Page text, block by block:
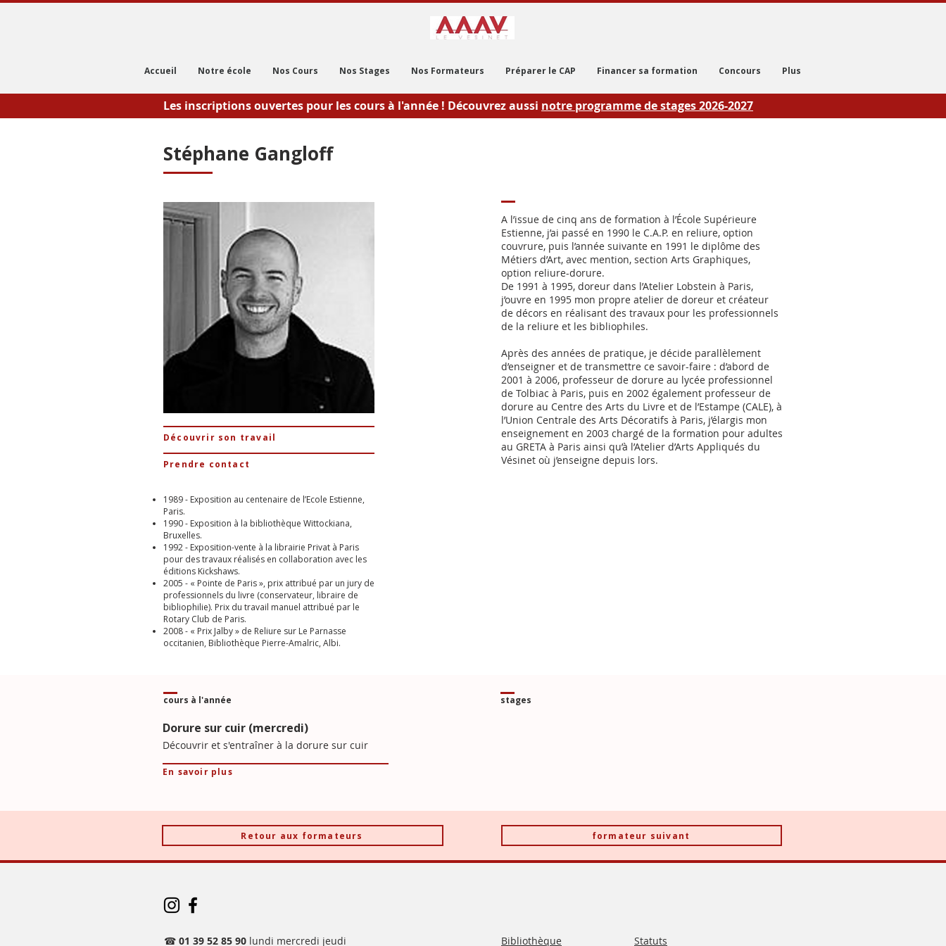
Accueil Notre école Nos Cours Nos Stages Nos Formateurs Préparer le CAP Financer sa formation Concours Plus
Les inscriptions ouvertes pour les cours à l'année ! Découvrez aussi notre programme de stages 2026-2027
Stéphane Gangloff
Découvrir son travail
Prendre contact
1989 - Exposition au centenaire de l’Ecole Estienne,
Paris.
1990 - Exposition à la bibliothèque Wittockiana,
Bruxelles.
1992 - Exposition-vente à la librairie Privat à Paris
pour des travaux réalisés en collaboration avec les
éditions Kickshaws.
2005 - « Pointe de Paris », prix attribué par un jury de
professionnels du livre (conservateur, libraire de
bibliophilie). Prix du travail manuel attribué par le
Rotary Club de Paris.
2008 - « Prix Jalby » de Reliure sur Le Parnasse
occitanien, Bibliothèque Pierre-Amalric, Albi.
A l’issue de cinq ans de formation à l’École Supérieure
Estienne, j’ai passé en 1990 le C.A.P. en reliure, option
couvrure, puis l’année suivante en 1991 le diplôme des
Métiers d’Art, avec mention, section Arts Graphiques,
option reliure-dorure.
De 1991 à 1995, doreur dans l’Atelier Lobstein à Paris,
j’ouvre en 1995 mon propre atelier de doreur et créateur
de décors en réalisant des travaux pour les professionnels
de la reliure et les bibliophiles.
Après des années de pratique, je décide parallèlement
d’enseigner et de transmettre ce savoir-faire : d’abord de
2001 à 2006, professeur de dorure au lycée professionnel
de Tolbiac à Paris, puis en 2002 également professeur de
dorure au Centre des Arts du Livre et de l’Estampe (CALE), à
l’Union Centrale des Arts Décoratifs à Paris, j’élargis mon
enseignement en 2003 chargé de la formation pour adultes
au GRETA à Paris ainsi qu’à l’Atelier d’Arts Appliqués du
Vésinet où j’enseigne depuis lors.
cours à l'année
Dorure sur cuir (mercredi)
Découvrir et s'entraîner à la dorure sur cuir
En savoir plus
stages
Retour aux formateurs formateur suivant
☎ 01 39 52 85 90 lundi mercredi jeudi Bibliothèque Statuts